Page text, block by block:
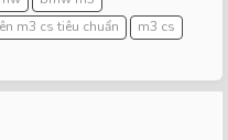
m3 cs tiêu chuẩn
m3 cs